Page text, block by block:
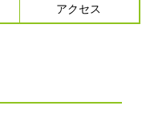
アクセス